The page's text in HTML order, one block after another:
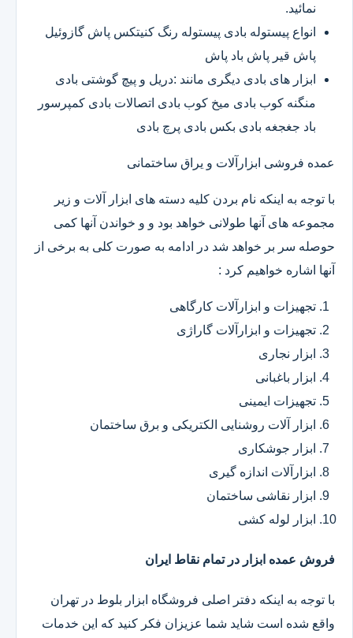
نمائید.
انواع پیستوله بادی پیستوله رنگ کنیتکس پاش گازوئیل
پاش قیر پاش باد پاش
ابزار های بادی دیگری مانند :دریل و پیچ گوشتی بادی
منگنه کوب بادی میخ کوب بادی اتصالات بادی کمپرسور
باد جغجغه بادی بکس بادی پرچ بادی
عمده فروشی ابزارآلات و یراق ساختمانی
با توجه به اینکه نام بردن کلیه دسته های ابزار آلات و زیر
مجموعه های آنها طولانی خواهد بود و و خواندن آنها کمی
حوصله سر بر خواهد شد در ادامه به صورت کلی به برخی از
آنها اشاره خواهیم کرد :
تجهیزات و ابزارآلات کارگاهی
تجهیزات و ابزارآلات گاراژی
ابزار نجاری
ابزار باغبانی
تجهیزات ایمینی
ابزار آلات روشنایی الکتریکی و برق ساختمان
ابزار جوشکاری
ابزارآلات اندازه گیری
ابزار نقاشی ساختمان
ابزار لوله کشی
فروش عمده ابزار در تمام نقاط ایران
با توجه به اینکه دفتر اصلی فروشگاه ابزار بلوط در تهران
واقع شده است شاید شما عزیزان فکر کنید که این خدمات